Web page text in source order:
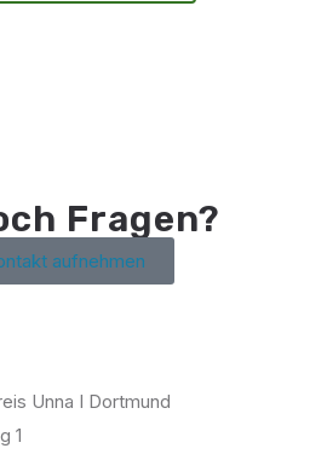
Fragen?
aufnehmen
Unna I Dortmund
1